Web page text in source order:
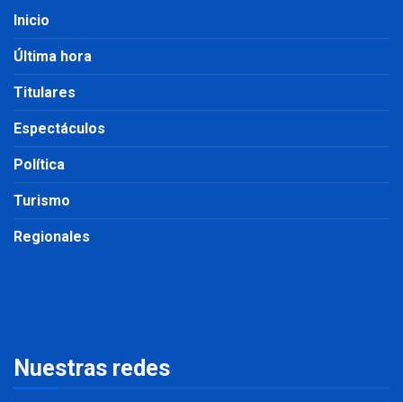
Inicio
Última hora
Titulares
Espectáculos
Política
Turismo
Regionales
Nuestras redes